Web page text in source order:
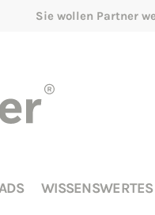
Sie wollen Partner
WISSENSWERTES